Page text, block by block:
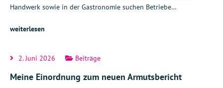
Handwerk sowie in der Gastronomie suchen Betriebe…
weiterlesen
2. Juni 2026 Beiträge
Meine Einordnung zum neuen Armutsbericht